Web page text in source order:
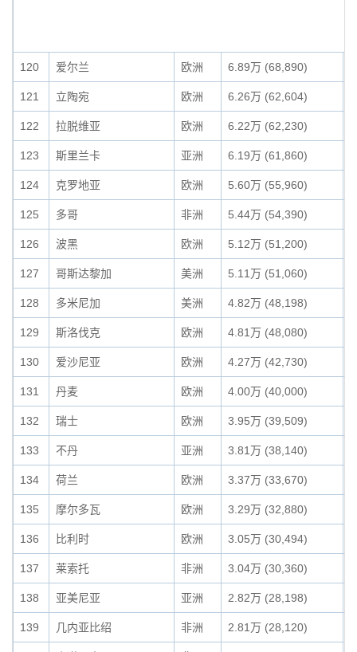
120 爱尔兰 欧洲 6.89万 (68,890)
121 立陶宛 欧洲 6.26万 (62,604)
122 拉脱维亚 欧洲 6.22万 (62,230)
123 斯里兰卡 亚洲 6.19万 (61,860)
124 克罗地亚 欧洲 5.60万 (55,960)
125 多哥 非洲 5.44万 (54,390)
126 波黑 欧洲 5.12万 (51,200)
127 哥斯达黎加 美洲 5.11万 (51,060)
128 多米尼加 美洲 4.82万 (48,198)
129 斯洛伐克 欧洲 4.81万 (48,080)
130 爱沙尼亚 欧洲 4.27万 (42,730)
131 丹麦 欧洲 4.00万 (40,000)
132 瑞士 欧洲 3.95万 (39,509)
133 不丹 亚洲 3.81万 (38,140)
134 荷兰 欧洲 3.37万 (33,670)
135 摩尔多瓦 欧洲 3.29万 (32,880)
136 比利时 欧洲 3.05万 (30,494)
137 莱索托 非洲 3.04万 (30,360)
138 亚美尼亚 亚洲 2.82万 (28,198)
139 几内亚比绍 非洲 2.81万 (28,120)